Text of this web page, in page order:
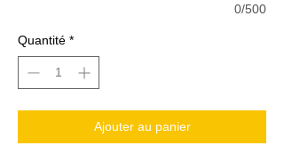
0/500
Quantité *
Ajouter au panier